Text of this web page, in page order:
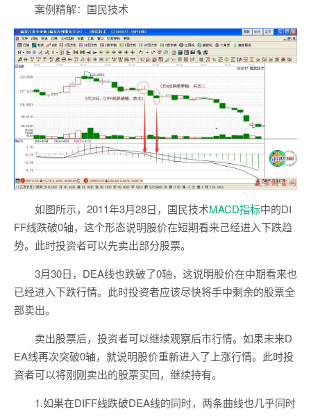
案例精解：国民技术
如图所示，2011年3月28日，国民技术MACD指标中的DI
FF线跌破0轴，这个形态说明股价在短期看来己经进入下跌趋
势。此时投资者可以先卖出部分股票。
3月30日，DEA线也跌破了0轴，这说明股价在中期看来也
已经进入下跌行情。此时投资者应该尽快将手中剩余的股票全
部卖出。
卖出股票后，投资者可以继续观察后市行情。如果未来D
EA线再次突破0轴，就说明股价重新进入了上涨行情。此时投
资者可以将刚刚卖出的股票买回，继续持有。
1.如果在DIFF线跌破DEA线的同时，两条曲线也几乎同时